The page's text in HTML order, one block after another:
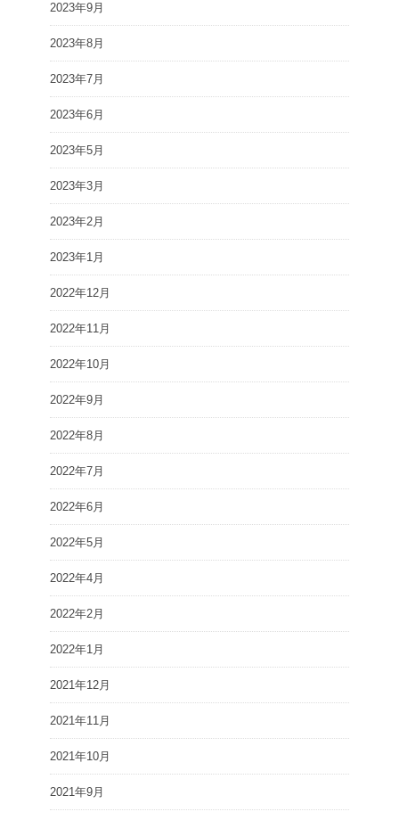
2023年9月
2023年8月
2023年7月
2023年6月
2023年5月
2023年3月
2023年2月
2023年1月
2022年12月
2022年11月
2022年10月
2022年9月
2022年8月
2022年7月
2022年6月
2022年5月
2022年4月
2022年2月
2022年1月
2021年12月
2021年11月
2021年10月
2021年9月